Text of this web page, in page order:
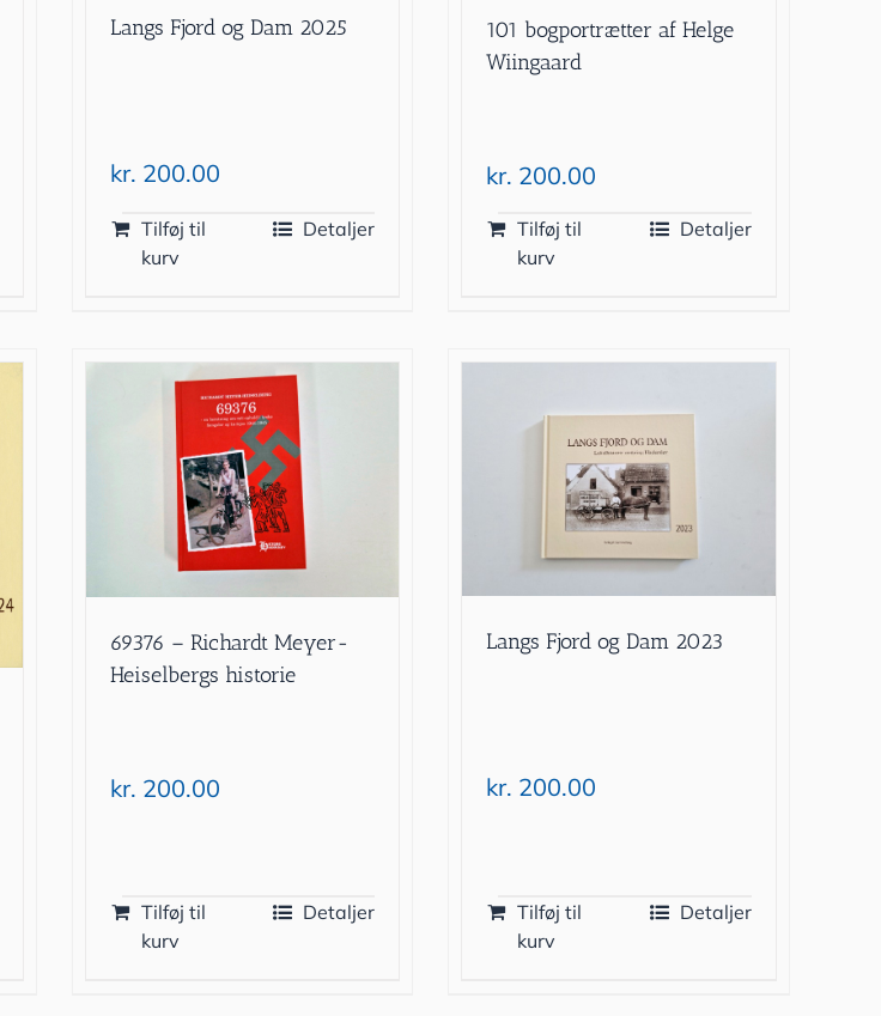
Langs Fjord og Dam 2025
kr. 200.00
Tilføj til
kurv
Detaljer
101 bogportrætter af Helge
Wiingaard
kr. 200.00
Tilføj til
kurv
Detaljer
69376 – Richardt Meyer-
Heiselbergs historie
kr. 200.00
Tilføj til
kurv
Detaljer
Langs Fjord og Dam 2023
kr. 200.00
Tilføj til
kurv
Detaljer